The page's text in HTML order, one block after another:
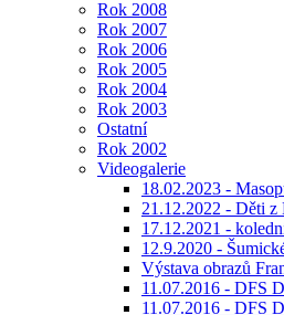
Rok 2008
Rok 2007
Rok 2006
Rok 2005
Rok 2004
Rok 2003
Ostatní
Rok 2002
Videogalerie
18.02.2023 -
21.12.2022 - Děti
17.12.2021 -
12.9.2020 -
Výstava obrazů
11.07.2016 - DFS
11.07.2016 - DFS